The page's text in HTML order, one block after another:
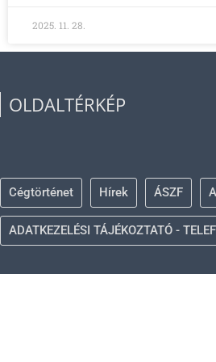
2025. 11. 28.
OLDALTÉRKÉP
Cégtörténet Hírek ÁSZF
ADATKEZELÉSI TÁJÉKOZTATÓ -